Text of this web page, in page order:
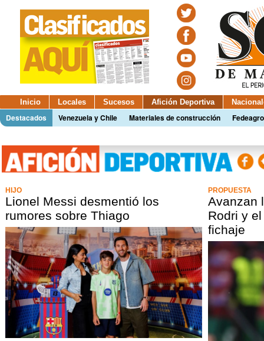
Inicio Locales Sucesos Afición Deportiva
Destacados Venezuela y Chile Materiales de construcción Fedeagro
HIJO
Lionel Messi desmentió los
rumores sobre Thiago
PROPUESTA
Avanzan
Rodri y
fichaje